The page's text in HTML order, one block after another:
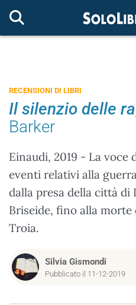
RECENSIONI DI LIBRI
Il silenzio delle
Barker
Einaudi, 2019 - La voce
eventi relativi alla
dalla presa della città di
Briseide, fino alla morte
Troia.
Silvia Gismondi
Pubblicato il 11-12-2019